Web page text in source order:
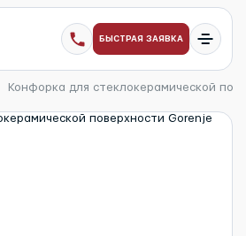
БЫСТРАЯ ЗАЯВКА
Конфорка для стеклокерамической